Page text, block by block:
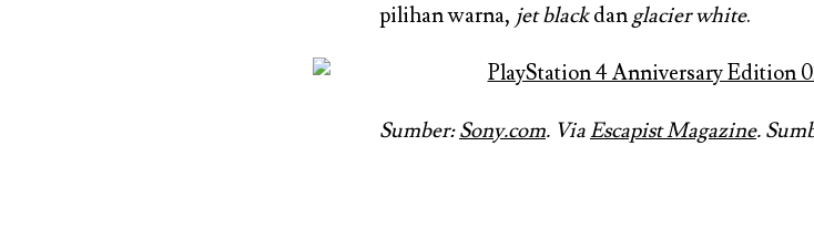
pilihan warna, jet blackdan glacier white.
Sumber:Sony.com. ViaEscapist Magazine.